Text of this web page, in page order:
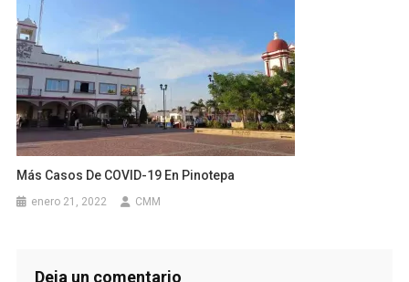
Más Casos De COVID-19 En Pinotepa
enero 21, 2022 CMM
Deja un comentario